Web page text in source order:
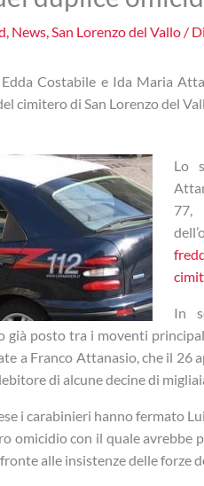
, News,San Lorenzo del Vallo/ Di
Costabile e Ida Maria
cimitero di San Lorenzo del
Lo
77,
In
già posto tra i moventi
a Franco Attanasio, che il 26
di alcune decine di
i carabinieri hanno fermato
omicidio con il quale avrebbe
alle insistenze delle forze